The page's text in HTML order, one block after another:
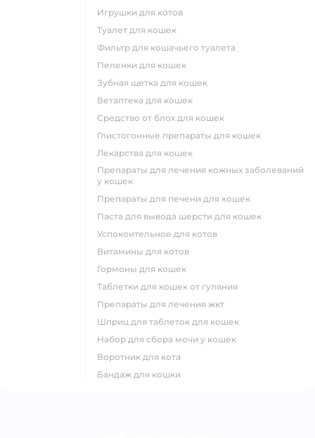
игрушки для котов
туалет для кошек
фильтр для кошачьего туалета
пеленки для кошек
зубная щетка для кошек
ветаптека для кошек
средство от блох для кошек
глистогонные препараты для кошек
лекарства для кошек
препараты для лечения кожных заболеваний
у кошек
препараты для печени для кошек
паста для вывода шерсти для кошек
успокоительное для котов
витамины для котов
гормоны для кошек
таблетки для кошек от гуляния
препараты для лечения жкт
шприц для таблеток для кошек
набор для сбора мочи у кошек
воротник для кота
бандаж для кошки